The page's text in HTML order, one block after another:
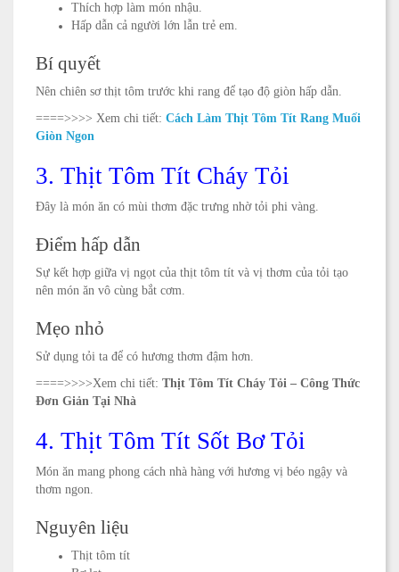
Thích hợp làm món nhậu.
Hấp dẫn cả người lớn lẫn trẻ em.
Bí quyết
Nên chiên sơ thịt tôm trước khi rang để tạo độ giòn hấp dẫn.
====>>>> Xem chi tiết: Cách Làm Thịt Tôm Tít Rang Muối
Giòn Ngon
3. Thịt Tôm Tít Cháy Tỏi
Đây là món ăn có mùi thơm đặc trưng nhờ tỏi phi vàng.
Điểm hấp dẫn
Sự kết hợp giữa vị ngọt của thịt tôm tít và vị thơm của tỏi tạo
nên món ăn vô cùng bắt cơm.
Mẹo nhỏ
Sử dụng tỏi ta để có hương thơm đậm hơn.
====>>>>Xem chi tiết: Thịt Tôm Tít Cháy Tỏi – Công Thức
Đơn Giản Tại Nhà
4. Thịt Tôm Tít Sốt Bơ Tỏi
Món ăn mang phong cách nhà hàng với hương vị béo ngậy và
thơm ngon.
Nguyên liệu
Thịt tôm tít